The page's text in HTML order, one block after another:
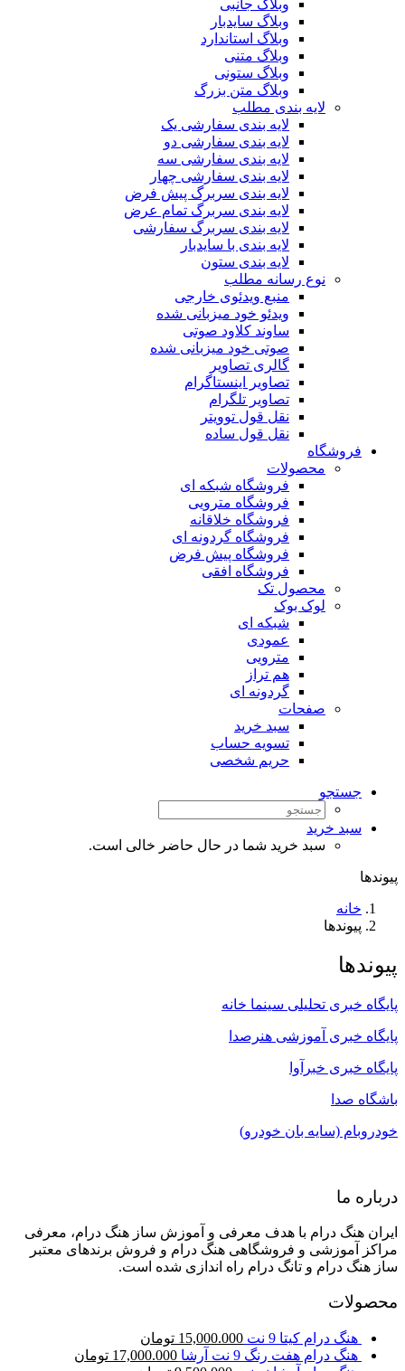
وبلاگ جانبی
وبلاگ سایدبار
وبلاگ استاندارد
وبلاگ متنی
وبلاگ ستونی
وبلاگ متن بزرگ
لایه بندی مطلب
لایه بندی سفارشی یک
لایه بندی سفارشی دو
لایه بندی سفارشی سه
لایه بندی سفارشی چهار
لایه بندی سربرگ پیش فرض
لایه بندی سربرگ تمام عرض
لایه بندی سربرگ سفارشی
لایه بندی با سایدبار
لایه بندی ستون
نوع رسانه مطلب
منبع ویدئوی خارجی
ویدئو خود میزبانی شده
ساوند کلاود صوتی
صوتی خود میزبانی شده
گالری تصاویر
تصاویر اینستاگرام
تصاویر تلگرام
نقل قول توویتر
نقل قول ساده
فروشگاه
محصولات
فروشگاه شبکه ای
فروشگاه مترویی
فروشگاه خلاقانه
فروشگاه گردونه ای
فروشگاه پیش فرض
فروشگاه افقی
محصول تک
لوک بوک
شبکه ای
عمودی
مترویی
هم تراز
گردونه ای
صفحات
سبد خرید
تسویه حساب
حریم شخصی
جستجو
سبد خرید
سبد خرید شما در حال حاضر خالی است.
پیوندها
خانه
پیوندها
پیوندها
پایگاه خبری تحلیلی سینما خانه
پایگاه خبری آموزشی هنرصدا
پایگاه خبری خبرآوا
باشگاه صدا
خودروبام (سایه بان خودرو)
درباره ما
ایران هنگ درام با هدف معرفی و آموزش ساز هنگ درام، معرفی
مراکز آموزشی و فروشگاهی هنگ درام و فروش برندهای معتبر
ساز هنگ درام و تانگ درام راه اندازی شده است.
محصولات
هنگ درام کیتا 9 نت 15,000.000 تومان
هنگ درام هفت رنگ 9 نت آرشا
17,000.000 تومان